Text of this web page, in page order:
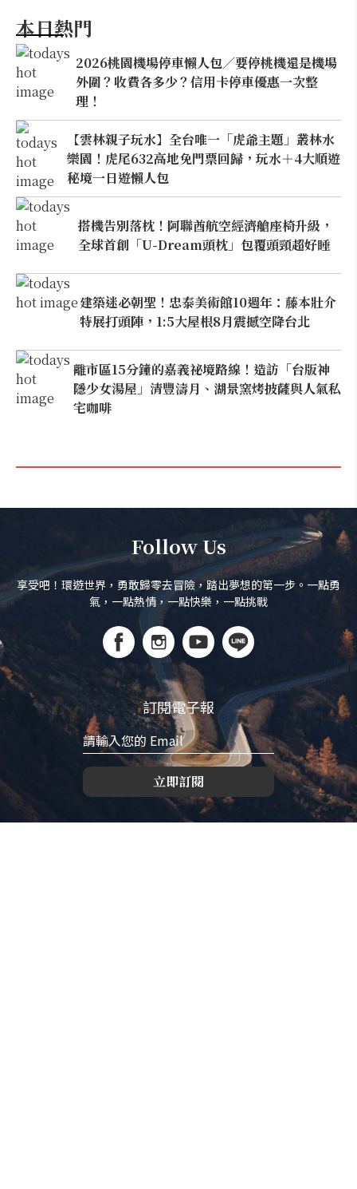
本日熱門
2026桃園機場停車懶人包／要停桃機還是機場
外圍？收費各多少？信用卡停車優惠一次整
理！
【雲林親子玩水】全台唯一「虎爺主題」叢林水
樂園！虎尾632高地免門票回歸，玩水＋4大順遊
秘境一日遊懶人包
搭機告別落枕！阿聯酋航空經濟艙座椅升級，
全球首創「U-Dream頭枕」包覆頭頸超好睡
建築迷必朝聖！忠泰美術館10週年：藤本壯介
特展打頭陣，1:5大屋根8月震撼空降台北
離市區15分鐘的嘉義祕境路線！造訪「台版神
隱少女湯屋」清豐濤月、湖景窯烤披薩與人氣私
宅咖啡
Follow Us
享受吧！環遊世界，勇敢歸零去冒險，踏出夢想的第一步。一點勇
氣，一點熱情，一點快樂，一點挑戰
訂閱電子報
立即訂閱